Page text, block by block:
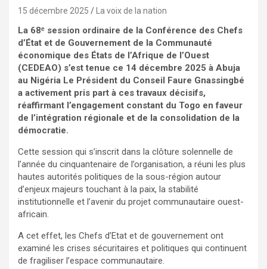
15 décembre 2025 La voix de la nation
La 68ᵉ session ordinaire de la Conférence des Chefs
d’État et de Gouvernement de la Communauté
économique des États de l’Afrique de l’Ouest
(CEDEAO) s’est tenue ce 14 décembre 2025 à Abuja
au Nigéria Le Président du Conseil Faure Gnassingbé
a activement pris part à ces travaux décisifs,
réaffirmant l’engagement constant du Togo en faveur
de l’intégration régionale et de la consolidation de la
démocratie.
Cette session qui s’inscrit dans la clôture solennelle de
l’année du cinquantenaire de l’organisation, a réuni les plus
hautes autorités politiques de la sous-région autour
d’enjeux majeurs touchant à la paix, la stabilité
institutionnelle et l’avenir du projet communautaire ouest-
africain.
A cet effet, les Chefs d’Etat et de gouvernement ont
examiné les crises sécuritaires et politiques qui continuent
de fragiliser l’espace communautaire.